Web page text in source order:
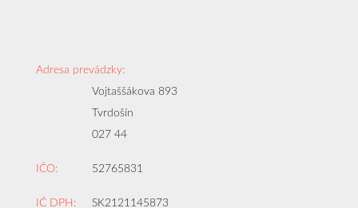
Adresa prevádzky:
Vojtaššákova 893
Tvrdošín
027 44
IČO: 52765831
IČ DPH: SK2121145873